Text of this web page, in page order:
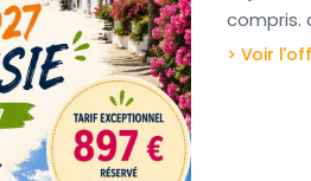
compris.
> Voir